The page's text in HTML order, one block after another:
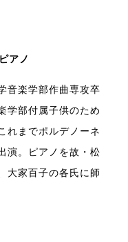
アノ
音楽学部作曲専攻卒
学部付属子供のため
れまでポルデノーネ
演。ピアノを故・松
大家百子の各氏に師